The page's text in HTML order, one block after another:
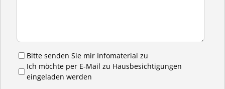
Bitte senden Sie mir Infomaterial zu
Ich möchte per E-Mail zu Hausbesichtigungen
eingeladen werden